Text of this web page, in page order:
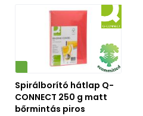
Spirálborító hátlap Q-
CONNECT 250 g matt
bőrmintás piros